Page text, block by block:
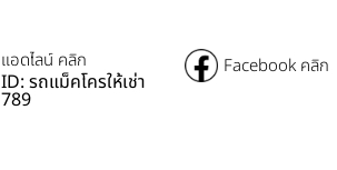
แอดไลน์ คลิก
ID: รถแม็คโครให้เช่า
789
Facebook คลิก